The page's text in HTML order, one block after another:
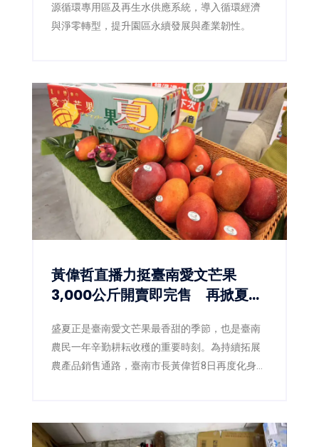
源循環專用區及再生水供應系統，導入循環經濟
與淨零轉型，提升園區永續發展與產業韌性。
黃偉哲直播力挺臺南愛文芒果
3,000公斤開賣即完售 再掀夏日
盛夏正是臺南愛文芒果最香甜的季節，也是臺南
農民一年辛勤耕耘收穫的重要時刻。為持續拓展
農產品銷售通路，臺南市長黃偉哲8日再度化身
愛文芒果，以最直接的方式向全國消費者介紹來
自產地的新鮮美味。直播活動推出的3,000公斤愛